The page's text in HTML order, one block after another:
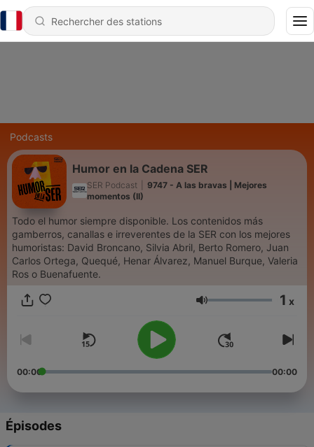
Podcasts
Humor en la Cadena SER
SER Podcast
9747 - A las bravas | Mejores
momentos (II)
Todo el humor siempre disponible. Los contenidos más
gamberros, canallas e irreverentes de la SER con los mejores
humoristas: David Broncano, Silvia Abril, Berto Romero, Juan
Carlos Ortega, Quequé, Henar Álvarez, Manuel Burque, Valeria
Ros o Buenafuente.
Volume 1 x
00:00 00:00
Épisodes